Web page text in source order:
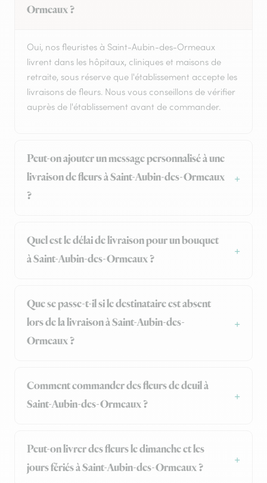
Ormeaux ?
Oui, nos fleuristes à Saint-Aubin-des-Ormeaux
livrent dans les hôpitaux, cliniques et maisons de
retraite, sous réserve que l'établissement accepte les
livraisons de fleurs. Nous vous conseillons de vérifier
auprès de l'établissement avant de commander.
Peut-on ajouter un message personnalisé à une
livraison de fleurs à Saint-Aubin-des-Ormeaux
?
Quel est le délai de livraison pour un bouquet
à Saint-Aubin-des-Ormeaux ?
Que se passe-t-il si le destinataire est absent
lors de la livraison à Saint-Aubin-des-
Ormeaux ?
Comment commander des fleurs de deuil à
Saint-Aubin-des-Ormeaux ?
Peut-on livrer des fleurs le dimanche et les
jours fériés à Saint-Aubin-des-Ormeaux ?